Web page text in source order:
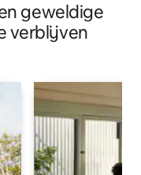
geweldige
verblijven